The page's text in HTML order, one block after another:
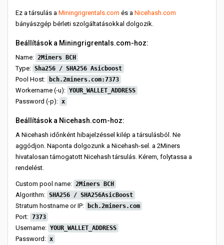
Ez a társulás a Miningrigrentals.com és a Nicehash.com
bányászgép bérleti szolgáltatásokkal dolgozik.
Beállítások a Miningrigrentals.com-hoz:
Name: 2Miners BCH
Type: Sha256 / SHA256 Asicboost
Pool Host: bch.2miners.com:7373
Workername (-u): YOUR_WALLET_ADDRESS
Password (-p): x
Beállítások a Nicehash.com-hoz:
A Nicehash időnként hibajelzéssel kilép a társulásból. Ne
aggódjon. Naponta dolgozunk a Nicehash-sel. a 2Miners
hivatalosan támogatott Nicehash társulás. Kérem, folytassa a
rendelést.
Custom pool name: 2Miners BCH
Algorithm: SHA256 / SHA256AsicBoost
Stratum hostname or IP: bch.2miners.com
Port: 7373
Username: YOUR_WALLET_ADDRESS
Password: x